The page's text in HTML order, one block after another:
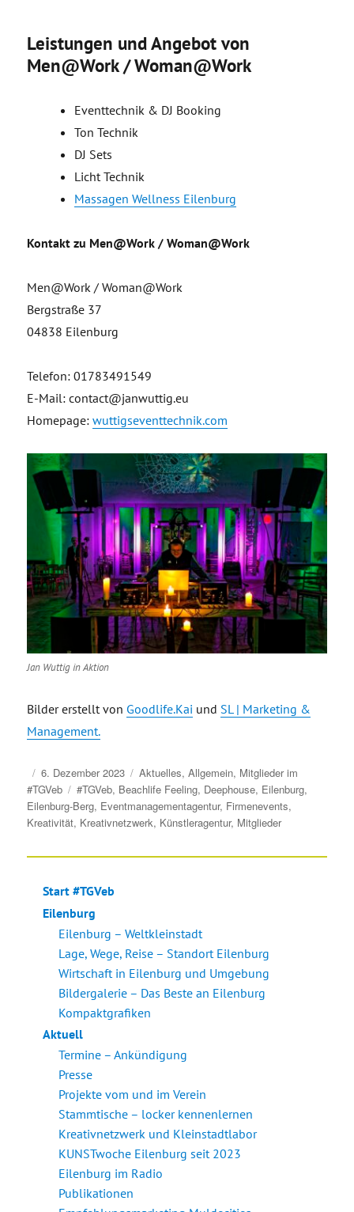
Leistungen und Angebot von
Men@Work / Woman@Work
Eventtechnik & DJ Booking
Ton Technik
DJ Sets
Licht Technik
Massagen Wellness Eilenburg
Kontakt zu Men@Work / Woman@Work
Men@Work / Woman@Work
Bergstraße 37
04838 Eilenburg
Telefon: 01783491549
E-Mail: contact@janwuttig.eu
Homepage:wuttigseventtechnik.com
Jan Wuttig in Aktion
Bilder erstellt von Goodlife.Kai und SL | Marketing &
Management.
Veröffentlicht
am
6. Dezember 2023 Kategorien
Aktuelles,Allgemein, Mitglieder im
#TGVeb
Schlagwörter
#TGVeb, Beachlife Feeling, Deephouse, Eilenburg,
Eilenburg-Berg, Eventmanagementagentur, Firmenevents,
Kreativität, Kreativnetzwerk, Künstleragentur, Mitglieder
Start #TGVeb
Eilenburg
Eilenburg – Weltkleinstadt
Lage, Wege, Reise – Standort Eilenburg
Wirtschaft in Eilenburg und Umgebung
Bildergalerie – Das Beste an Eilenburg
Kompaktgrafiken
Aktuell
Termine – Ankündigung
Presse
Projekte vom und im Verein
Stammtische – locker kennenlernen
Kreativnetzwerk und Kleinstadtlabor
KUNSTwoche Eilenburg seit 2023
Eilenburg im Radio
Publikationen